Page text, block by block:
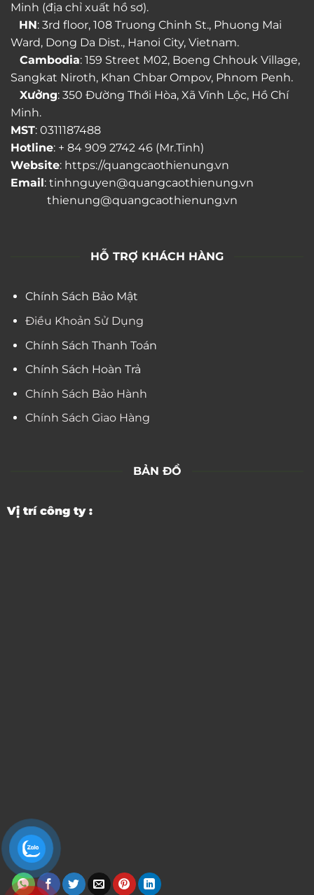
Minh (địa chỉ xuất hồ sơ).
HN: 3rd floor, 108 Truong Chinh St., Phuong Mai
Ward, Dong Da Dist., Hanoi City, Vietnam.
Cambodia: 159 Street M02, Boeng Chhouk Village,
Sangkat Niroth, Khan Chbar Ompov, Phnom Penh.
Xưởng: 350 Đường Thới Hòa, Xã Vĩnh Lộc, Hồ Chí
Minh.
MST: 0311187488
Hotline: + 84 909 2742 46 (Mr.Tinh)
Website: https://quangcaothienung.vn
Email: tinhnguyen@quangcaothienung.vn
thienung@quangcaothienung.vn
HỖ TRỢ KHÁCH HÀNG
Chính Sách Bảo Mật
Điều Khoản Sử Dụng
Chính Sách Thanh Toán
Chính Sách Hoàn Trả
Chính Sách Bảo Hành
Chính Sách Giao Hàng
BẢN ĐỒ
Vị trí công ty :